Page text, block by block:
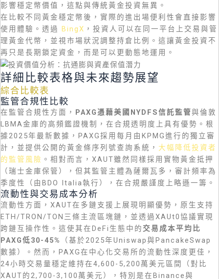
影響穩定幣價值，這點與傳統黃金投資無異。
在比較不同黃金穩定幣後，實際的進出場便利性會直接影響
使用體驗。透過 BingX ，投資人可以在同一平台上交易與管
理黃金代幣，並視市場狀況調整持倉比例。這讓黃金投資不
再只是長期鎖定資金，而是可以更動態地運用。
詳細比較表格與未來趨勢展望
綜合比較表
監管合規性比較
在監管合規性方面， PAXG憑藉美國NYDFS信託監管與倫敦
LBMA金庫的高頻鑑證機制，在合規透明度上具有優勢。根
據2025年最新數據，PAXG採用每月由KPMG進行的獨立審
計，並提供公開的黃金條序列號查詢系統， 大幅降低投資者
的監管風險 。相對而言，XAUT雖然同樣採用實物黃金抵押
（瑞士金庫保管），但其監管主體為薩爾瓦多，審計頻率為
季度性（由BDO Italia執行），在合規嚴謹度上略遜一籌。
流動性與交易成本分析
流動性方面，XAUT在多鏈支援上展現明顯優勢，原生支持
ETH/TRON/TON三條主流區塊鏈，並透過XAUt0協議實現
跨鏈互操作性。這使其在DeFi生態中的 交易成本平均比
PAXG低30-45%
（基於2025年Uniswap與PancakeSwap
數據）。然而，PAXG在中心化交易所的流動性深度更佳，
24小時交易量穩定維持在4,600-5,200萬美元區間（對比
XAUT的2,700-3,100萬美元），特別是在Binance與